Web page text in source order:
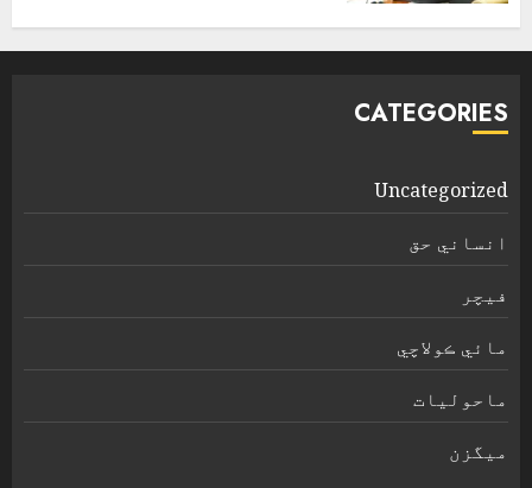
CATEGORIES
Uncategorized
انساني حق
فیچر
مائي ڪولاچي
ماحولیات
ميگزن